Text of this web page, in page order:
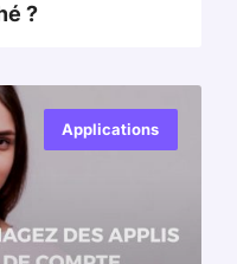
?
Applications